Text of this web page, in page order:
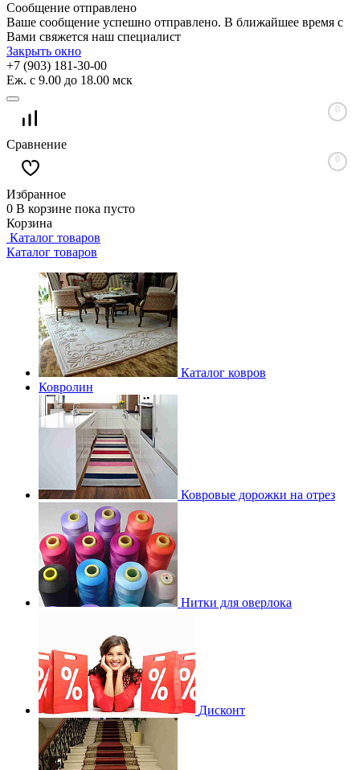
Сообщение отправлено
Ваше сообщение успешно отправлено. В ближайшее время с
Вами свяжется наш специалист
Закрыть окно
+7 (903) 181-30-00
Еж. с 9.00 до 18.00 мск
0
Сравнение
0
Избранное
0 В корзине пока пусто
Корзина
Каталог товаров
Каталог товаров
Каталог ковров
Ковролин
Ковровые дорожки на отрез
Нитки для оверлока
Дисконт